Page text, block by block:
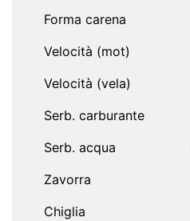
Forma carena
Velocità (mot)
Velocità (vela)
Serb. carburante
Serb. acqua
Zavorra
Chiglia